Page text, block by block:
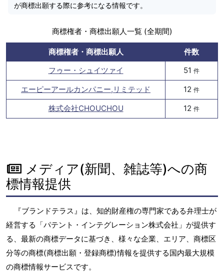
が商標出願する際に参考になる情報です。
商標権者・商標出願人一覧 (全期間)
商標権者・商標出願人
件数
フゥー・シュイツァイ
51 件
エーピーアールカンパニー,リミテッド 12 件
株式会社CHOUCHOU 12 件
メディア(新聞、雑誌等)への商
標情報提供
『ブランドテラス』は、知的財産権の専門家である弁理士が
経営する「パテント・インテグレーション株式会社」が提供す
る、最新の商標データに基づき、様々な企業、エリア、商標区
分等の商標(商標出願・登録商標)情報を提供する国内最大規模
の商標情報サービスです。